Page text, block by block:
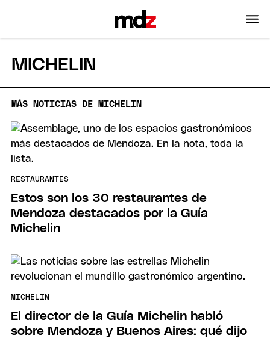
MICHELIN
MÁS NOTICIAS DE MICHELIN
RESTAURANTES
Estos son los 30 restaurantes de
Mendoza destacados por la Guía
Michelin
MICHELIN
El director de la Guía Michelin habló
sobre Mendoza y Buenos Aires: qué dijo